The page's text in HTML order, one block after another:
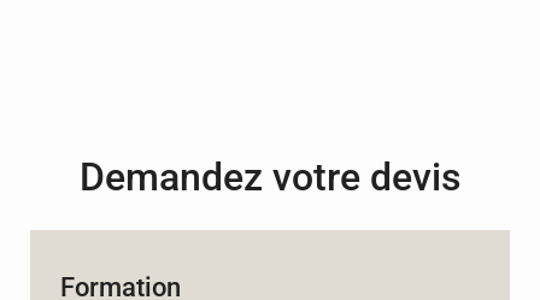
Demandez votre devis
Formation